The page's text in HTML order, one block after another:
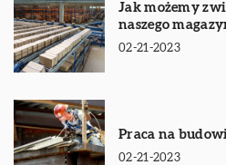
Jak możemy
naszego
02-21-2023
Praca na
02-21-2023